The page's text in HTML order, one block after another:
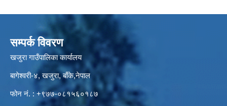
सम्पर्क विवरण
खजुरा गाउँपालिका कार्यालय
बागेश्वरी-४, खजुरा, बाँके,नेपाल
फोन नं. : +९७७-०८१५६०१८७